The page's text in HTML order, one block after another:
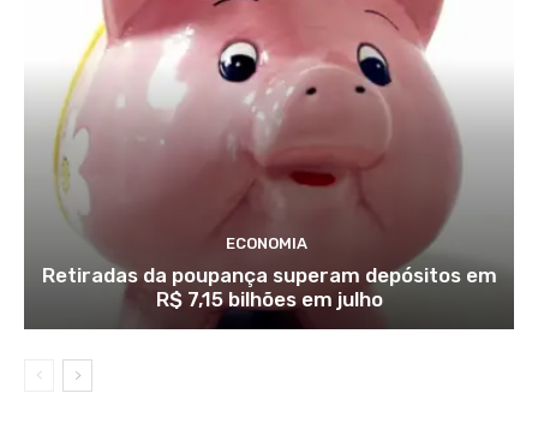
ECONOMIA
Retiradas da poupança superam depósitos em
R$ 7,15 bilhões em julho